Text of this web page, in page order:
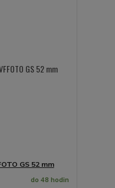
GS 52 mm
do 48 hodin